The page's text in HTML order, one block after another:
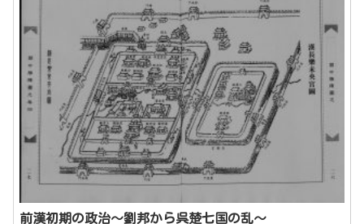
前漢初期の政治～劉邦から呉楚七国の乱～